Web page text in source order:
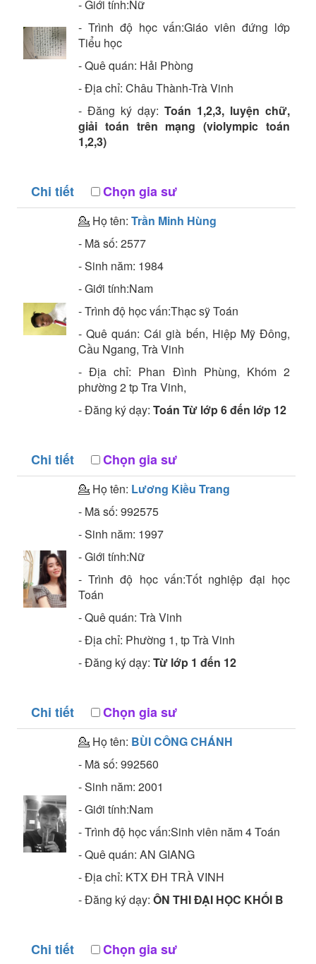
- Giới tính:Nữ
- Trình độ học vấn:Giáo viên đứng lớp
Tiểu học
- Quê quán: Hải Phòng
- Địa chỉ: Châu Thành-Trà Vinh
- Đăng ký dạy: Toán 1,2,3, luyện chữ,
giải toán trên mạng (violympic toán
1,2,3)
Chi tiết Chọn gia sư
💁 Họ tên: Trần Minh Hùng
- Mã số: 2577
- Sinh năm: 1984
- Giới tính:Nam
- Trình độ học vấn:Thạc sỹToán
- Quê quán:Cái già bến, Hiệp Mỹ Đông,
Cầu Ngang, Trà Vinh
- Địa chỉ: Phan Đình Phùng, Khóm 2
phường 2 tp Tra Vinh,
- Đăng ký dạy: Toán Từ lớp 6 đến lớp 12
Chi tiết Chọn gia sư
💁 Họ tên: Lương Kiều Trang
- Mã số: 992575
- Sinh năm: 1997
- Giới tính:Nữ
- Trình độ học vấn:Tốt nghiệp đại học
Toán
- Quê quán: Trà Vinh
- Địa chỉ: Phường 1, tp Trà Vinh
- Đăng ký dạy: Từ lớp 1 đến 12
Chi tiết Chọn gia sư
💁 Họ tên: BÙI CÔNG CHÁNH
- Mã số: 992560
- Sinh năm: 2001
- Giới tính:Nam
- Trình độ học vấn:Sinh viên năm 4Toán
- Quê quán: AN GIANG
- Địa chỉ: KTX ĐH TRÀ VINH
- Đăng ký dạy: ÔN THI ĐẠI HỌC KHỐI B
Chi tiết Chọn gia sư